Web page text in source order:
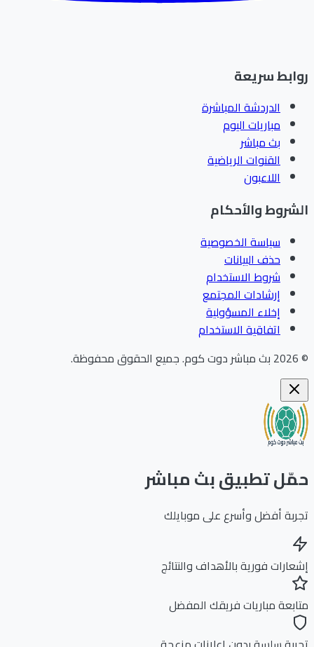
سريعة
الدردشة المباشرة
مباريات اليوم
بث مباشر
القنوات الرياضية
اللاعبون
والأحكام
سياسة الخصوصية
حذف البيانات
شروط الاستخدام
إرشادات المجتمع
إخلاء المسؤولية
اتفاقية الاستخدام
بث مباشر دوت كوم.جميع الحقوق محفوظة.
تطبيق بث مباشر
أفضل وأسرع على موبايلك
فورية بالأهداف والنتائج
مباريات فريقك المفضل